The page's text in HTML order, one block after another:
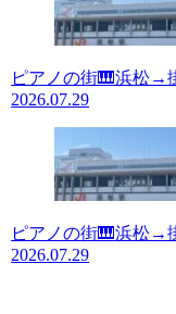
ピアノの街🎹浜松→
2026.07.29
ピアノの街🎹浜松→
2026.07.29